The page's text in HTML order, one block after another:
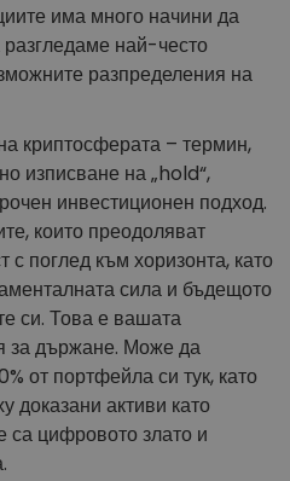
има много начини да
най-често
разпределения на
криптосферата – термин,
изписване на „hold“,
инвестиционен подход.
които преодоляват
с поглед към хоризонта, като
сила и бъдещото
си. Това е вашата
за държане. Може да
от портфейла си тук, като
доказани активи като
цифровото злато и